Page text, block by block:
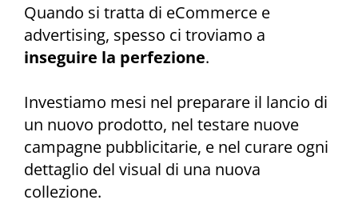
Quando si tratta di eCommerce e
advertising, spesso ci troviamo a
inseguire la perfezione.
Investiamo mesi nel preparare il lancio di
un nuovo prodotto, nel testare nuove
campagne pubblicitarie, e nel curare ogni
dettaglio del visual di una nuova
collezione.